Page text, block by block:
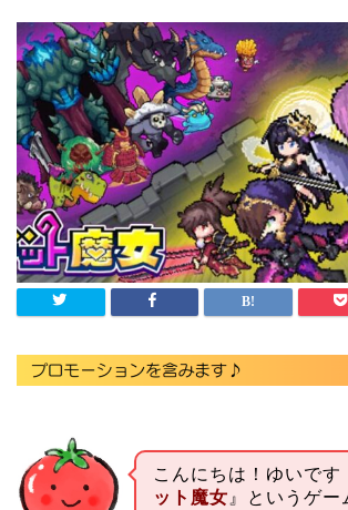
こんにちは！ゆいです
ット魔女』というゲー